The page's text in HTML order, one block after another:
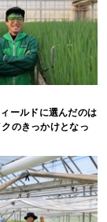
ールドに選んだのは
のきっかけとなっ